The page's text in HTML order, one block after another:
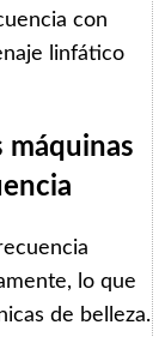
con
linfático
máquinas
lo que
de belleza.